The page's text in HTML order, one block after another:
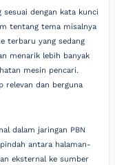
dengan kata kunci
tentang tema misalnya
terbaru yang sedang
menarik lebih banyak
mesin pencari.
relevan dan berguna
dalam jaringan PBN
antara halaman-
eksternal ke sumber